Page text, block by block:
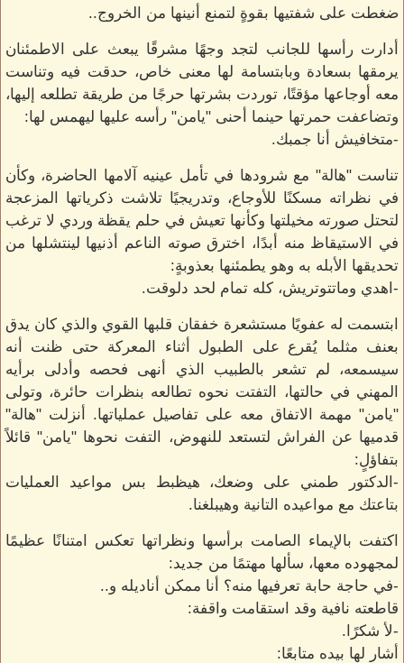
ضغطت على شفتيها بقوةٍ لتمنع أنينها من الخروج..
أدارت رأسها للجانب لتجد وجهًا مشرقًا يبعث على الاطمئنان
يرمقها بسعادة وبابتسامة لها معنى خاص، حدقت فيه وتناست
معه أوجاعها مؤقتًا، توردت بشرتها حرجًا من طريقة تطلعه إليها،
وتضاعفت حمرتها حينما أحنى "يامن" رأسه عليها ليهمس لها:
-متخافيش أنا جمبك.
تناست "هالة" مع شرودها في تأمل عينيه آلامها الحاضرة، وكأن
في نظراته مسكنًا للأوجاع، وتدريجيًا تلاشت ذكرياتها المزعجة
لتحتل صورته مخيلتها وكأنها تعيش في حلم يقظة وردي لا ترغب
في الاستيقاظ منه أبدًا، اخترق صوته الناعم أذنيها لينتشلها من
تحديقها الأبله به وهو يطمئنها بعذوبةٍ:
-اهدي وماتتوتريش، كله تمام لحد دلوقت.
ابتسمت له عفويًا مستشعرة خفقان قلبها القوي والذي كان يدق
بعنف مثلما يُقرع على الطبول أثناء المعركة حتى ظنت أنه
سيسمعه، لم تشعر بالطبيب الذي أنهى فحصه وأدلى برأيه
المهني في حالتها، التفتت نحوه تطالعه بنظرات حائرة، وتولى
"يامن" مهمة الاتفاق معه على تفاصيل عملياتها. أنزلت "هالة"
قدميها عن الفراش لتستعد للنهوض، التفت نحوها "يامن" قائلاً
بتفاؤلٍ:
-الدكتور طمني على وضعك، هيظبط بس مواعيد العمليات
بتاعتك مع مواعيده التانية وهيبلغنا.
اكتفت بالإيماء الصامت برأسها ونظراتها تعكس امتنانًا عظيمًا
لمجهوده معها، سألها مهتمًا من جديد:
-في حاجة حابة تعرفيها منه؟ أنا ممكن أناديله و..
قاطعته نافية وقد استقامت واقفة:
-لأ شكرًا.
أشار لها بيده متابعًا: